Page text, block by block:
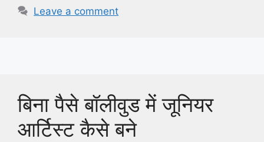
Leave a comment
बिना पैसे बॉलीवुड में जूनियर
आर्टिस्ट कैसे बने